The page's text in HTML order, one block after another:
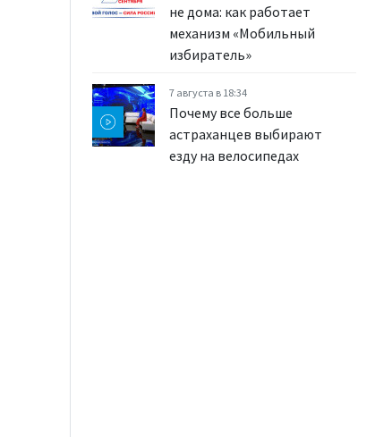
не дома: как работает
механизм «Мобильный
избиратель»
7 августа в 18:34
Почему все больше
астраханцев выбирают
езду на велосипедах